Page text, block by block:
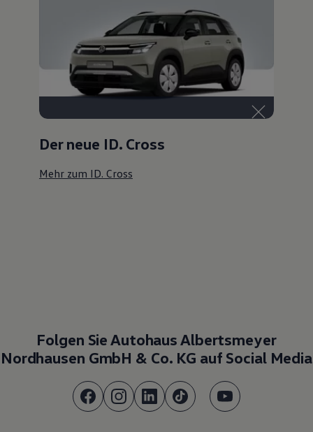
Der neue ID. Cross
Mehr zum ID. Cross
Folgen Sie Autohaus Albertsmeyer
Nordhausen GmbH & Co. KG auf Social Media